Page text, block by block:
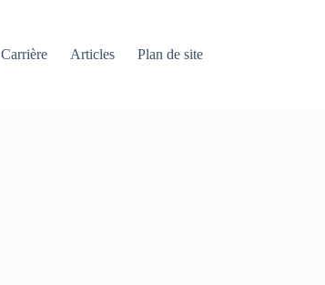
Carrière Articles Plan de site